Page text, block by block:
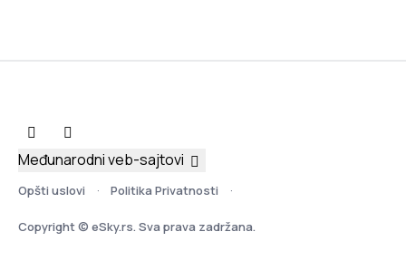
Opšti uslovi Politika Privatnosti
Copyright © eSky.rs. Sva prava zadržana.
Međunarodni veb-sajtovi